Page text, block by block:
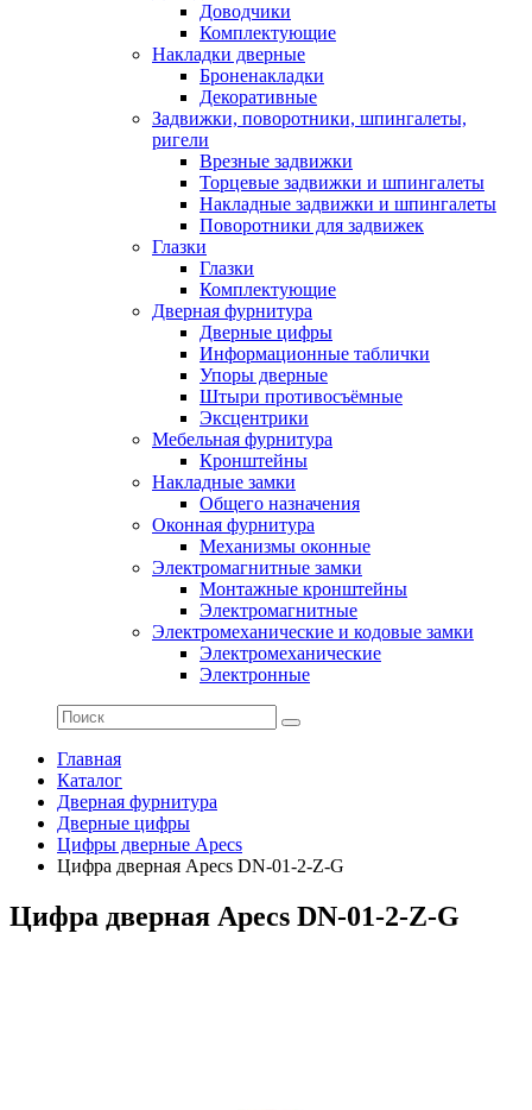
Доводчики
Комплектующие
Накладки дверные
Броненакладки
Декоративные
Задвижки, поворотники, шпингалеты,
ригели
Врезные задвижки
Торцевые задвижки и шпингалеты
Накладные задвижки и шпингалеты
Поворотники для задвижек
Глазки
Глазки
Комплектующие
Дверная фурнитура
Дверные цифры
Информационные таблички
Упоры дверные
Штыри противосъёмные
Эксцентрики
Мебельная фурнитура
Кронштейны
Накладные замки
Общего назначения
Оконная фурнитура
Механизмы оконные
Электромагнитные замки
Монтажные кронштейны
Электромагнитные
Электромеханические и кодовые замки
Электромеханические
Электронные
Главная
Каталог
Дверная фурнитура
Дверные цифры
Цифры дверные Apecs
Цифра дверная Apecs DN-01-2-Z-G
Цифра дверная Apecs DN-01-2-Z-G